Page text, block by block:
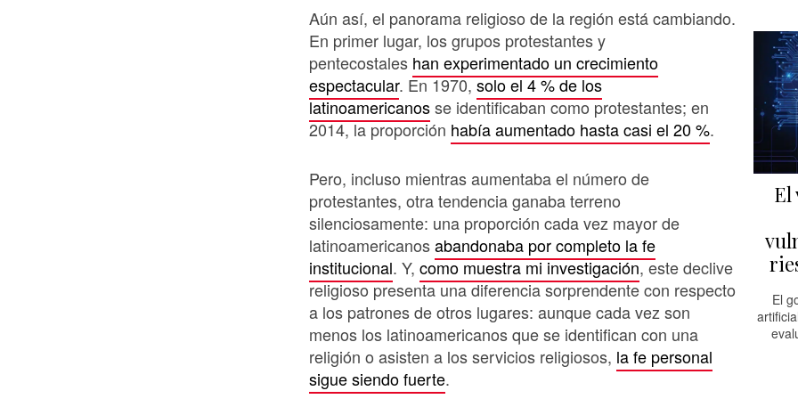
Aún así, el panorama religioso de la región está cambiando.
En primer lugar, los grupos protestantes y
pentecostales han experimentado un crecimiento
espectacular. En 1970,solo el 4 % de los
latinoamericanosse identificaban como protestantes; en
2014, la proporción había aumentado hasta casi el 20 %.
Pero, incluso mientras aumentaba el número de
protestantes, otra tendencia ganaba terreno
silenciosamente: una proporción cada vez mayor de
latinoamericanosabandonaba por completo la fe
institucional. Y, como muestra mi investigación, este declive
religioso presenta una diferencia sorprendente con respecto
a los patrones de otros lugares: aunque cada vez son
menos los latinoamericanos que se identifican con una
religión o asisten a los servicios religiosos, la fe personal
sigue siendo fuerte.
El
El